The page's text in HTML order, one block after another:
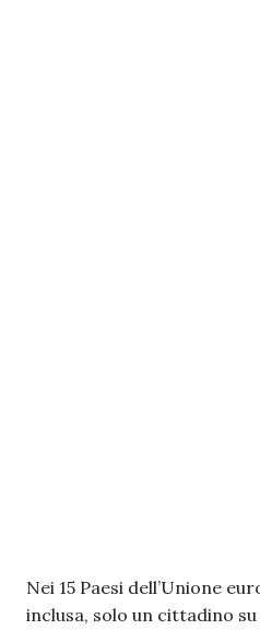
Nei 15 Paesi dell’Unione
inclusa, solo un cittadino